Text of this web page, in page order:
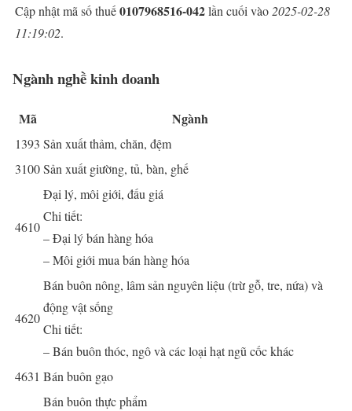
Cập nhật mã số thuế0107968516-042lần cuối vào 2025-02-28
11:19:02.
Ngành nghề kinh doanh
Mã Ngành
1393 Sản xuất thảm, chăn, đệm
3100Sản xuất giường, tủ, bàn, ghế
4610
Đại lý, môi giới, đấu giá
Chi tiết:
– Đại lý bán hàng hóa
– Môi giới mua bán hàng hóa
4620
Bán buôn nông, lâm sản nguyên liệu (trừ gỗ, tre, nứa) và
động vật sống
Chi tiết:
– Bán buôn thóc, ngô và các loại hạt ngũ cốc khác
4631 Bán buôn gạo
Bán buôn thực phẩm